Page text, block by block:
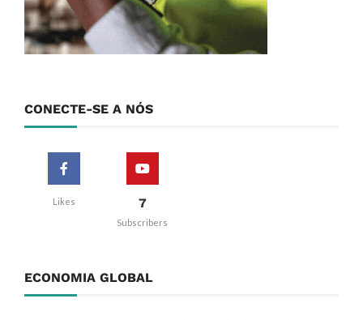
CONECTE-SE A NÓS
Likes 7
Subscribers
ECONOMIA GLOBAL